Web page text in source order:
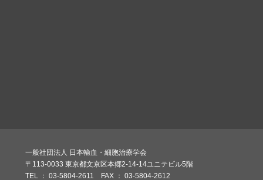
一般社団法人 日本輸血・細胞治療学会
〒113-0033 東京都文京区本郷2-14-14ユニテビル5階
TEL ： 03-5804-2611 FAX ： 03-5804-2612